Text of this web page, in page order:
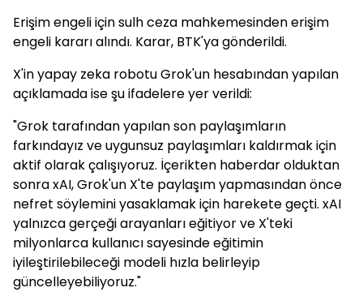
Erişim engeli için sulh ceza mahkemesinden erişim
engeli kararı alındı. Karar, BTK'ya gönderildi.
X'in yapay zeka robotu Grok'un hesabından yapılan
açıklamada ise şu ifadelere yer verildi:
"Grok tarafından yapılan son paylaşımların
farkındayız ve uygunsuz paylaşımları kaldırmak için
aktif olarak çalışıyoruz. İçerikten haberdar olduktan
sonra xAI, Grok'un X'te paylaşım yapmasından önce
nefret söylemini yasaklamak için harekete geçti. xAI
yalnızca gerçeği arayanları eğitiyor ve X'teki
milyonlarca kullanıcı sayesinde eğitimin
iyileştirilebileceği modeli hızla belirleyip
güncelleyebiliyoruz."